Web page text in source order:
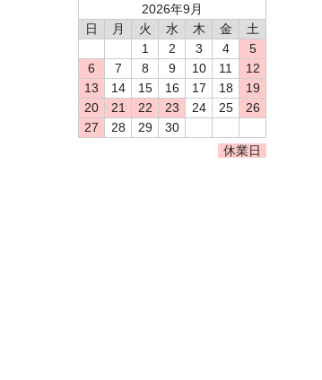
2026年9月
日
月 火 水 木 金
土
1
2 3 4
5
6
7 8 9 10 11
12
13
14 15 16 17 18
19
20
21 22 23 24 25
26
27
28 29
30
休業日